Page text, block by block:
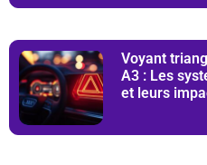
Voyant
A3 : Les
et leurs